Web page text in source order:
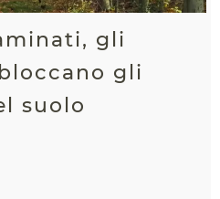
gli
gli
suolo